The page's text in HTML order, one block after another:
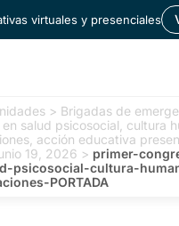
virtuales y presenciales
> Brigadas de
salud psicosocial, cultura
acción educativa
19, 2026 > primer-
psicosocial-cultura-
PORTADA